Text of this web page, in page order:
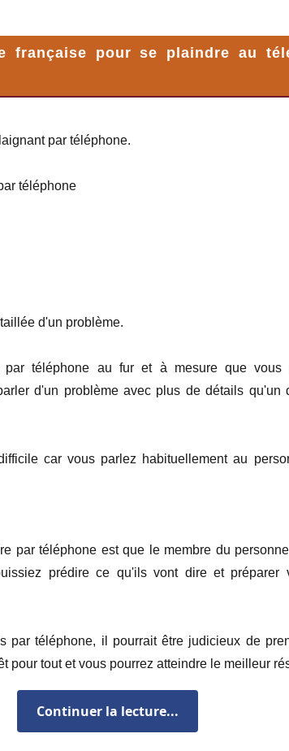
française pour se plaindre au
par téléphone.
téléphone
d'un problème.
par téléphone au fur et à mesure que vous
d'un problème avec plus de détails qu'un
car vous parlez habituellement au
par téléphone est que le membre du
prédire ce qu'ils vont dire et préparer
par téléphone, il pourrait être judicieux de
pour tout et vous pourrez atteindre le meilleur
précision au téléphone, jeter un œil à ce
Continuer la lecture...